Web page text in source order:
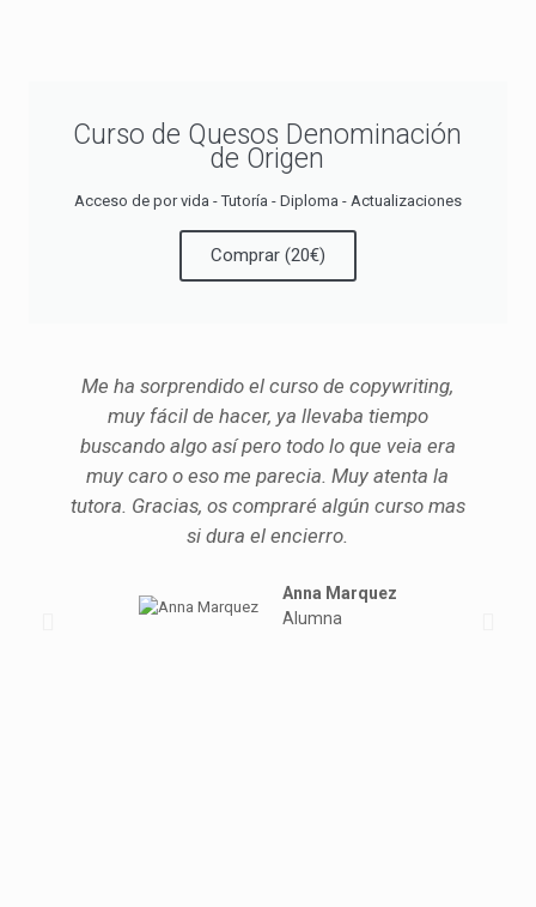
Curso de Quesos Denominación
de Origen
Acceso de por vida - Tutoría - Diploma - Actualizaciones
Comprar (20€)
Me ha sorprendido el curso de copywriting,
muy fácil de hacer, ya llevaba tiempo
buscando algo así pero todo lo que veia era
muy caro o eso me parecia. Muy atenta la
tutora. Gracias, os compraré algún curso mas
si dura el encierro.
Anna Marquez
Alumna